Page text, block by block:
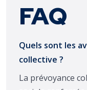
FAQ
Quels sont les
collective ?
La prévoyance